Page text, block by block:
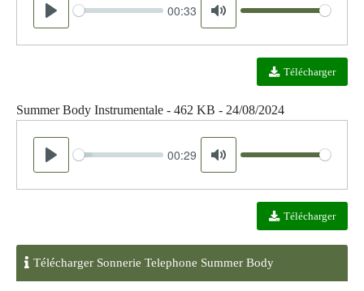
Play
Seek 00:33
Mute
Volume
Télécharger
Summer Body Instrumentale - 462 KB - 24/08/2024
Play
Seek 00:29
Mute
Volume
Télécharger
Télécharger Sonnerie Telephone Summer Body